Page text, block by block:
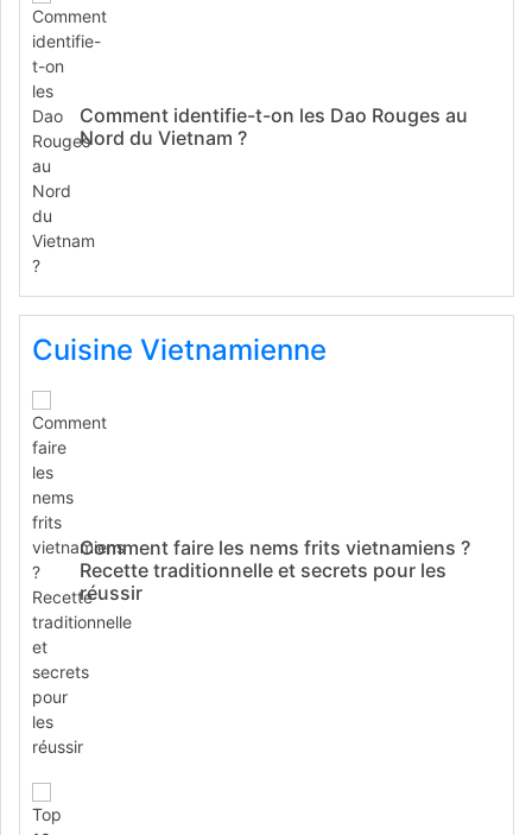
Comment identifie-t-on les Dao Rouges au
Nord du Vietnam ?
Cuisine Vietnamienne
Comment faire les nems frits vietnamiens ?
Recette traditionnelle et secrets pour les
réussir